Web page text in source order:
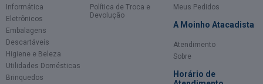
Informática
Eletrônicos
Embalagens
Descartáveis
Higiene e Beleza
Utilidades Domésticas
Brinquedos
Política de Troca e
Devolução
Meus Pedidos
A Moinho Atacadista
Atendimento
Sobre
Horário de